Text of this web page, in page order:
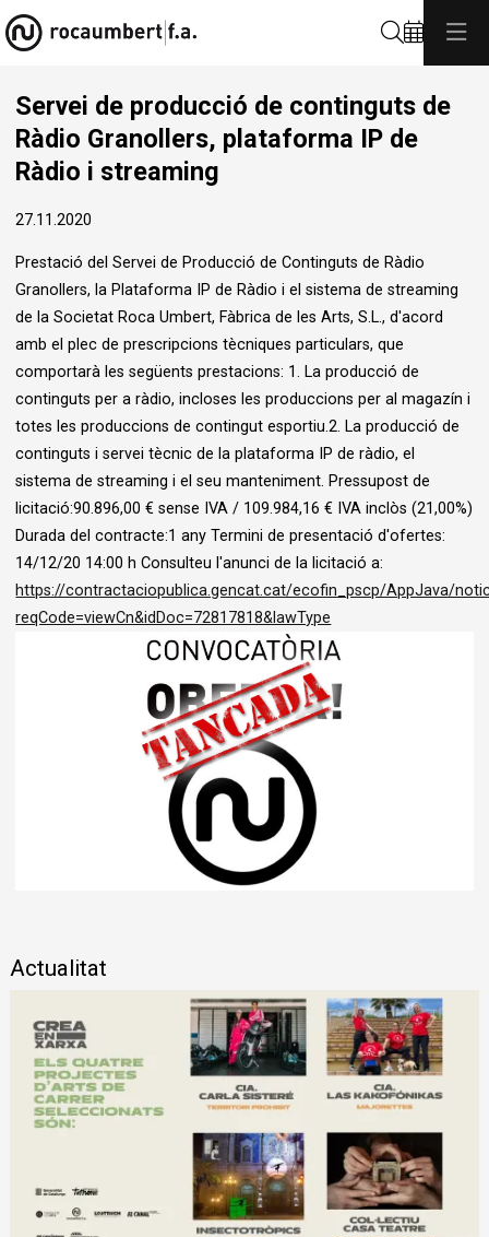
Servei de producció de continguts de
Ràdio Granollers, plataforma IP de
Ràdio i streaming
27.11.2020
Prestació del Servei de Producció de Continguts de Ràdio
Granollers, la Plataforma IP de Ràdio i el sistema de streaming
de la Societat Roca Umbert, Fàbrica de les Arts, S.L., d'acord
amb el plec de prescripcions tècniques particulars, que
comportarà les següents prestacions: 1. La producció de
continguts per a ràdio, incloses les produccions per al magazín i
totes les produccions de contingut esportiu.2. La producció de
continguts i servei tècnic de la plataforma IP de ràdio, el
sistema de streaming i el seu manteniment. Pressupost de
licitació:90.896,00 € sense IVA / 109.984,16 € IVA inclòs (21,00%)
Durada del contracte:1 any Termini de presentació d'ofertes:
14/12/20 14:00 h Consulteu l'anunci de la licitació a:
https://contractaciopublica.gencat.cat/ecofin_pscp/AppJava/
reqCode=viewCn&idDoc=72817818&lawType
Actualitat